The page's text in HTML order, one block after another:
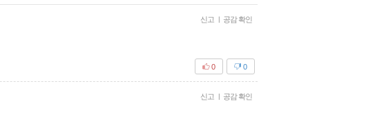
신고 | 공감 확인
0
0
신고 | 공감 확인